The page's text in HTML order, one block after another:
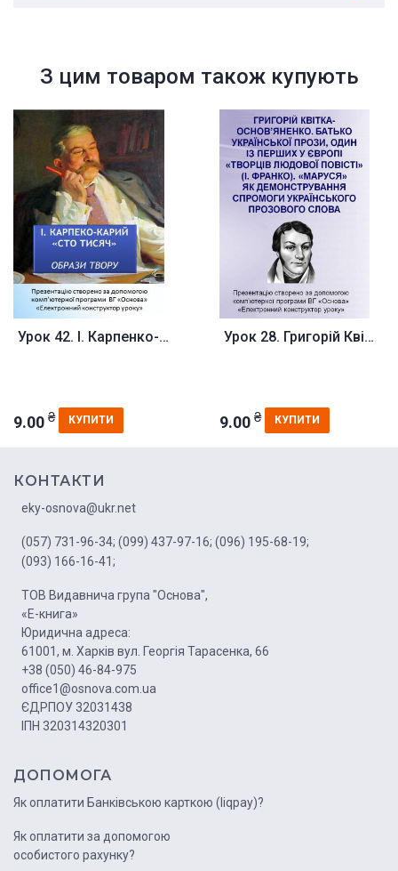
З цим товаром також купують
Урок 42. І. Карпенко-Карий. «С...
9.00 ₴ КУПИТИ
Урок 28. Григорій Квітка-Основ...
9.00 ₴ КУПИТИ
КОНТАКТИ
eky-osnova@ukr.net
(057) 731-96-34; (099) 437-97-16; (096) 195-68-19;
(093) 166-16-41;
ТОВ Видавнича група "Основа",
«Е-книга»
Юридична адреса:
61001, м. Харків вул. Георгія Тарасенка, 66
+38 (050) 46-84-975
office1@osnova.com.ua
ЄДРПОУ 32031438
ІПН 320314320301
ДОПОМОГА
Як оплатити Банківською карткою (liqpay)?
Як оплатити за допомогою
особистого рахунку?